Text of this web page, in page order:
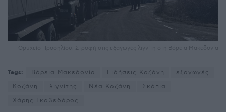
Ορυχείο Προσηλίου: Στροφή στις εξαγωγές λιγνίτη στη Βόρεια Μακεδονία
Tags: Βόρεια Μακεδονία Ειδήσεις Κοζάνη
εξαγωγές
Κοζάνη
λιγνίτης Νέα Κοζάνη
Σκόπια
Χάρης Γκοβεδάρος